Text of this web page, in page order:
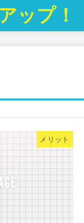
ップ！
メリット